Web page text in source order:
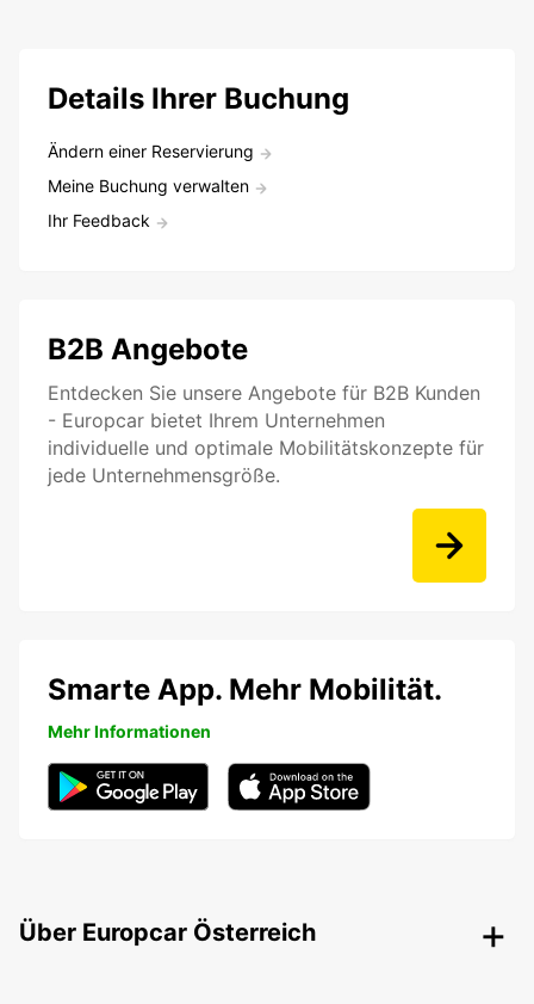
Details Ihrer Buchung
Ändern einer Reservierung
Meine Buchung verwalten
Ihr Feedback
B2B Angebote
Entdecken Sie unsere Angebote für B2B Kunden
- Europcar bietet Ihrem Unternehmen
individuelle und optimale Mobilitätskonzepte für
jede Unternehmensgröße.
Smarte App. Mehr Mobilität.
Mehr Informationen
Über Europcar Österreich